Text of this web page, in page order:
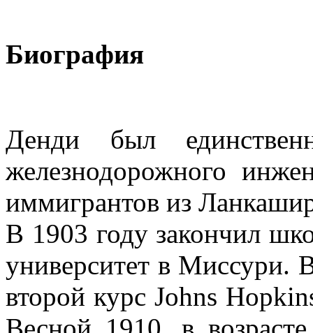
Биография
Денди был
железнодорожного
иммигрантов из
В 1903 году закончил
университет в Миссури.
второй курс Johns